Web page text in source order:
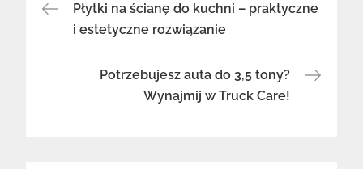
Nawigacja
wpisu
Płytki na ścianę do kuchni – praktyczne
i estetyczne rozwiązanie
Potrzebujesz auta do 3,5 tony?
Wynajmij w Truck Care!